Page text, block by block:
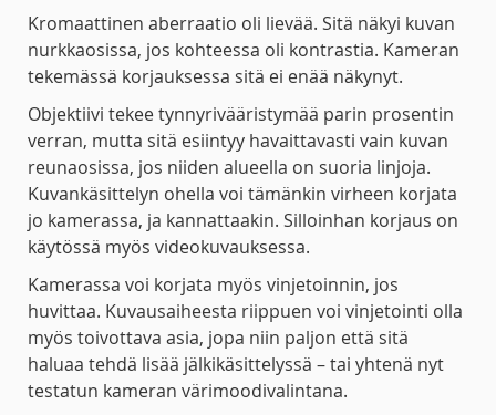
Kromaattinen aberraatio oli lievää. Sitä näkyi kuvan
nurkkaosissa, jos kohteessa oli kontrastia. Kameran
tekemässä korjauksessa sitä ei enää näkynyt.
Objektiivi tekee tynnyrivääristymää parin prosentin
verran, mutta sitä esiintyy havaittavasti vain kuvan
reunaosissa, jos niiden alueella on suoria linjoja.
Kuvankäsittelyn ohella voi tämänkin virheen korjata
jo kamerassa, ja kannattaakin. Silloinhan korjaus on
käytössä myös videokuvauksessa.
Kamerassa voi korjata myös vinjetoinnin, jos
huvittaa. Kuvausaiheesta riippuen voi vinjetointi olla
myös toivottava asia, jopa niin paljon että sitä
haluaa tehdä lisää jälkikäsittelyssä – tai yhtenä nyt
testatun kameran värimoodivalintana.